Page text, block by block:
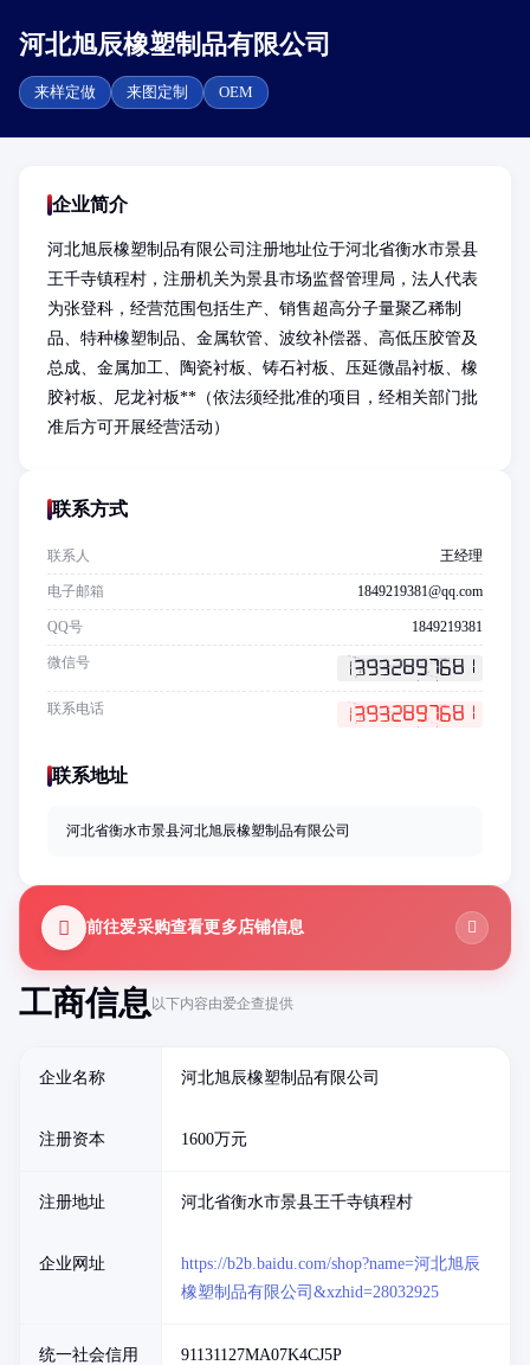
河北旭辰橡塑制品有限公司
来样定做 来图定制 OEM
工商信息以下内容由爱企查提供
企业名称 河北旭辰橡塑制品有限公司
注册资本 1600万元
注册地址 河北省衡水市景县王千寺镇程村
企业网址
https://b2b.baidu.com/shop?name=河北旭辰
橡塑制品有限公司&xzhid=28032925
统一社会信用
91131127MA07K4CJ5P
企业简介
河北旭辰橡塑制品有限公司注册地址位于河北省衡水市景县
王千寺镇程村，注册机关为景县市场监督管理局，法人代表
为张登科，经营范围包括生产、销售超高分子量聚乙稀制
品、特种橡塑制品、金属软管、波纹补偿器、高低压胶管及
总成、金属加工、陶瓷衬板、铸石衬板、压延微晶衬板、橡
胶衬板、尼龙衬板**（依法须经批准的项目，经相关部门批
准后方可开展经营活动）
联系方式
联系人 王经理
电子邮箱 1849219381@qq.com
QQ号 1849219381
微信号
联系电话
联系地址
河北省衡水市景县河北旭辰橡塑制品有限公司
前往爱采购查看更多店铺信息